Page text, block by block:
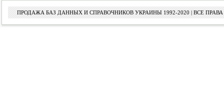
ПРОДАЖА БАЗ ДАННЫХ И СПРАВОЧНИКОВ УКРАИНЫ 1992-2020 | ВСЕ